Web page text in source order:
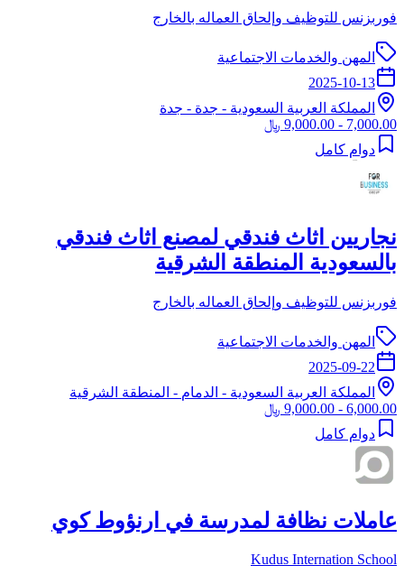
فوربزنس للتوظيف وإلحاق العماله بالخارج
المهن والخدمات الاجتماعية
2025-10-13
المملكة العربية السعودية - جدة - جدة
7,000.00 - 9,000.00 ﷼
دوام كامل
نجاريين اثاث فندقي لمصنع اثاث فندقي
بالسعودية المنطقة الشرقية
فوربزنس للتوظيف وإلحاق العماله بالخارج
المهن والخدمات الاجتماعية
2025-09-22
المملكة العربية السعودية - الدمام - المنطقة الشرقية
6,000.00 - 9,000.00 ﷼
دوام كامل
عاملات نظافة لمدرسة في ارنؤوط كوي
Kudus Internation School